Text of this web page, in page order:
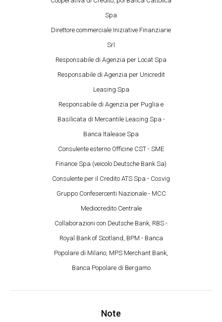
Spa
Direttore commerciale Iniziative Finanziarie
Srl
Responsabile di Agenzia per Locat Spa
Responsabile di Agenzia per Unicredit
Leasing Spa
Responsabile di Agenzia per Puglia e
Basilicata di Mercantile Leasing Spa -
Banca Italease Spa
Consulente esterno Officine CST - SME
Finance Spa (veicolo Deutsche Bank Sa)
Consulente per il Credito ATS Spa - Cosvig
Gruppo Confesercenti Nazionale - MCC
Mediocredito Centrale
Collaborazioni con Deutsche Bank, RBS -
Royal Bank of Scotland, BPM - Banca
Popolare di Milano, MPS Merchant Bank,
Banca Popolare di Bergamo
Note